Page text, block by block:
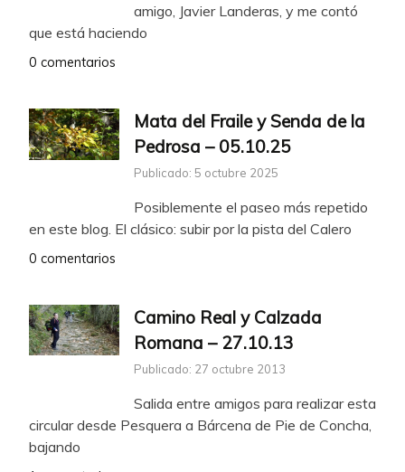
amigo, Javier Landeras, y me contó
que está haciendo
0 comentarios
Mata del Fraile y Senda de la
Pedrosa – 05.10.25
Publicado: 5 octubre 2025
Posiblemente el paseo más repetido
en este blog. El clásico: subir por la pista del Calero
0 comentarios
Camino Real y Calzada
Romana – 27.10.13
Publicado: 27 octubre 2013
Salida entre amigos para realizar esta
circular desde Pesquera a Bárcena de Pie de Concha,
bajando